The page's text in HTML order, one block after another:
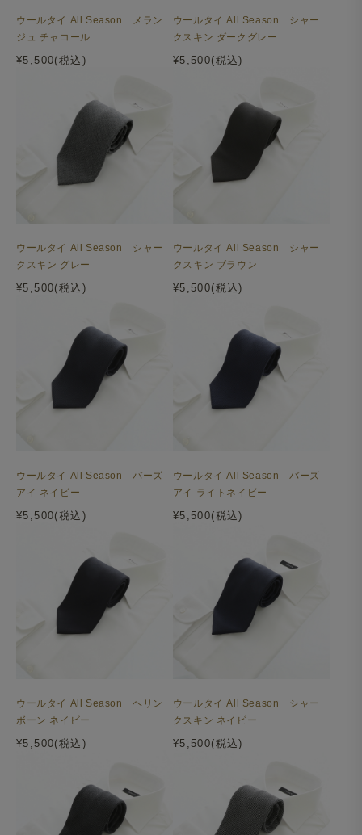
ウールタイ All Season メラン
ジュ チャコール
¥5,500(税込)
ウールタイ All Season シャー
クスキン ダークグレー
¥5,500(税込)
ウールタイ All Season シャー
クスキン グレー
¥5,500(税込)
ウールタイ All Season シャー
クスキン ブラウン
¥5,500(税込)
ウールタイ All Season バーズ
アイ ネイビー
¥5,500(税込)
ウールタイ All Season バーズ
アイ ライトネイビー
¥5,500(税込)
ウールタイ All Season ヘリン
ボーン ネイビー
¥5,500(税込)
ウールタイ All Season シャー
クスキン ネイビー
¥5,500(税込)